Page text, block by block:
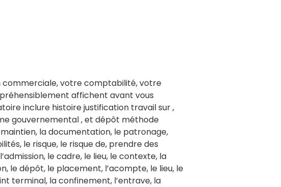
commerciale, votre comptabilité, votre
affichent avant vous
inclure histoire justification travail sur ,
gouvernemental , et dépôt méthode
la documentation, le patronage,
le risque, le risque de, prendre des
le cadre, le lieu, le contexte, la
le dépôt, le placement, l’acompte, le lieu, le
terminal, la confinement, l’entrave, la